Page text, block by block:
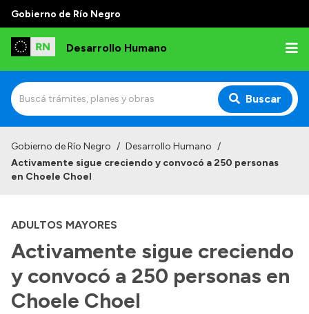
Gobierno de Río Negro
Desarrollo Humano
Buscar
Institucional
Autoridades
Delegaciones
Normativa
Gobierno de Río Negro / Desarrollo Humano /
Activamente sigue creciendo y convocó a 250 personas
en Choele Choel
ADULTOS MAYORES
Activamente sigue creciendo
y convocó a 250 personas en
Choele Choel